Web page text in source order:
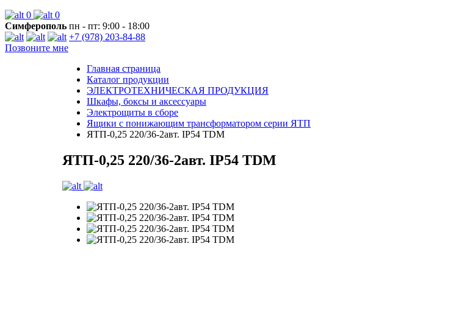
0
0
Симферополь пн - пт: 9:00 - 18:00
+7 (978) 203-84-88
Позвоните мне
Главная страница
Каталог продукции
ЭЛЕКТРОТЕХНИЧЕСКАЯ ПРОДУКЦИЯ
Шкафы, боксы и аксессуары
Электрощиты в сборе
Ящики с понижающим трансформатором серии ЯТП
ЯТП-0,25 220/36-2авт. IP54 TDM
ЯТП-0,25 220/36-2авт. IP54 TDM